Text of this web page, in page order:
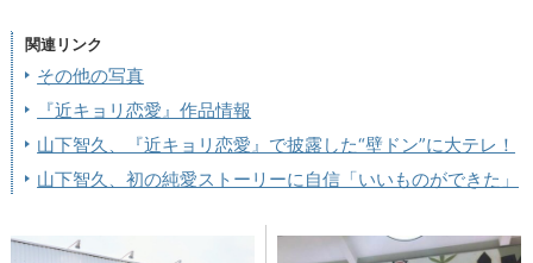
関連リンク
その他の写真
『近キョリ恋愛』作品情報
山下智久、『近キョリ恋愛』で披露した“壁ドン”に大テレ！
山下智久、初の純愛ストーリーに自信「いいものができた」